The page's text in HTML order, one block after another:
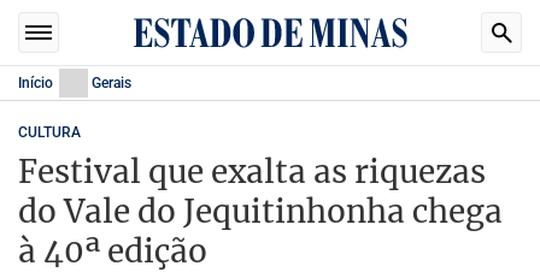
Início Gerais
CULTURA
Festival que exalta as riquezas
do Vale do Jequitinhonha chega
à 40ª edição